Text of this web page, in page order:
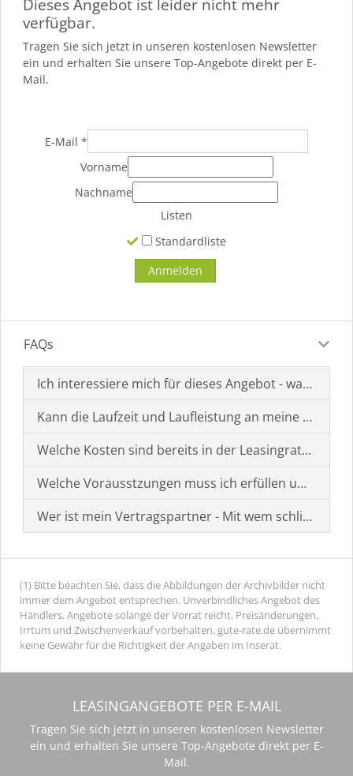
Dieses Angebot ist leider nicht mehr
verfügbar.
Tragen Sie sich jetzt in unseren kostenlosen Newsletter
ein und erhalten Sie unsere Top-Angebote direkt per E-
Mail.
E-Mail *
Vorname
Nachname
Listen
Standardliste
FAQs
Ich interessiere mich für dieses Angebot - was muss
Kann die Laufzeit und Laufleistung an meine
Welche Kosten sind bereits in der Leasingrate
Welche Vorausstzungen muss ich erfüllen um einen
Wer ist mein Vertragspartner - Mit wem schließe ich
(1) Bitte beachten Sie, dass die Abbildungen der Archivbilder nicht
immer dem Angebot entsprechen. Unverbindliches Angebot des
Händlers. Angebote solange der Vorrat reicht. Preisänderungen,
Irrtum und Zwischenverkauf vorbehalten. gute-rate.de übernimmt
keine Gewähr für die Richtigkeit der Angaben im Inserat.
LEASINGANGEBOTE PER E-MAIL
Tragen Sie sich jetzt in unseren kostenlosen Newsletter
ein und erhalten Sie unsere Top-Angebote direkt per E-
Mail.